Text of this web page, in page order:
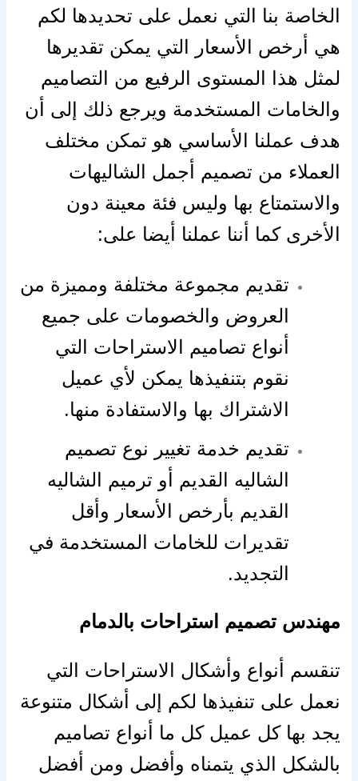
الخاصة بنا التي نعمل على تحديدها لكم
هي أرخص الأسعار التي يمكن تقديرها
لمثل هذا المستوى الرفيع من التصاميم
والخامات المستخدمة ويرجع ذلك إلى أن
هدف عملنا الأساسي هو تمكن مختلف
العملاء من تصميم أجمل الشاليهات
والاستمتاع بها وليس فئة معينة دون
الأخرى كما أننا عملنا أيضا على:
تقديم مجموعة مختلفة ومميزة من
العروض والخصومات على جميع
أنواع تصاميم الاستراحات التي
نقوم بتنفيذها يمكن لأي عميل
الاشتراك بها والاستفادة منها.
تقديم خدمة تغيير نوع تصميم
الشاليه القديم أو ترميم الشاليه
القديم بأرخص الأسعار وأقل
تقديرات للخامات المستخدمة في
التجديد.
مهندس تصميم استراحات بالدمام
تنقسم أنواع وأشكال الاستراحات التي
نعمل على تنفيذها لكم إلى أشكال متنوعة
يجد بها كل عميل كل ما أنواع تصاميم
بالشكل الذي يتمناه وأفضل ومن أفضل